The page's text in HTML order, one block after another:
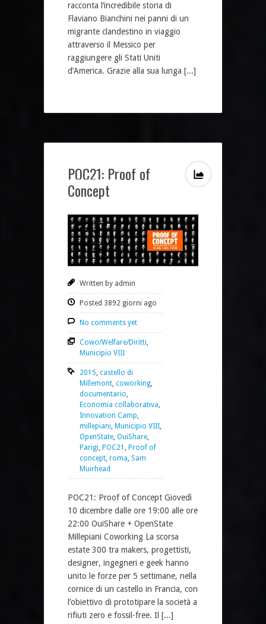
racconta l’incredibile storia di
Flaviano Bianchini nei panni di un
migrante clandestino in viaggio
attraverso il Messico per
raggiungere gli Stati Uniti
d’America. Grazie alla sua lunga [...]
POC21: Proof of
Concept
Written by admin
Posted 3892 giorni ago
No comments yet
Cowo/Welfare/Diritti
Municipio VIII
2015 castello di
Millemont coworking
documentario
Economia collaborativa
Innovation Camp
millepiani Municipio VIII
OpenState OuiShare
Parigi POC21
Proof of
concept roma Sam
Muirhead
POC21: Proof of Concept Giovedì
10 dicembre dalle ore 19:00 alle ore
22:00 OuiShare + OpenState
Millepiani Coworking La scorsa
estate 300 tra makers, progettisti,
designer, ingegneri e geek hanno
unito le forze per 5 settimane, nella
cornice di un castello in Francia, con
l’obiettivo di prototipare la società a
rifiuti zero e fossil-free. Il [...]